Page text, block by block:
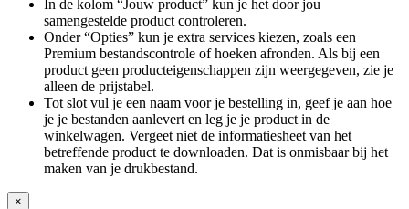
In de kolom “Jouw product” kun je het door jou
samengestelde product controleren.
Onder “Opties” kun je extra services kiezen, zoals een
Premium bestandscontrole of hoeken afronden. Als bij een
product geen producteigenschappen zijn weergegeven, zie je
alleen de prijstabel.
Tot slot vul je een naam voor je bestelling in, geef je aan hoe
je je bestanden aanlevert en leg je je product in de
winkelwagen. Vergeet niet de informatiesheet van het
betreffende product te downloaden. Dat is onmisbaar bij het
maken van je drukbestand.
×